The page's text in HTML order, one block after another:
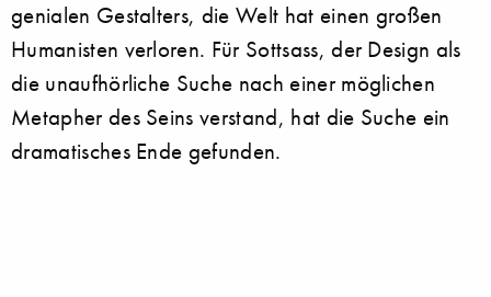
genialen Gestalters, die Welt hat einen großen
Humanisten verloren. Für Sottsass, der Design als
die unaufhörliche Suche nach einer möglichen
Metapher des Seins verstand, hat die Suche ein
dramatisches Ende gefunden.